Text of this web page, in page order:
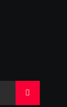
>